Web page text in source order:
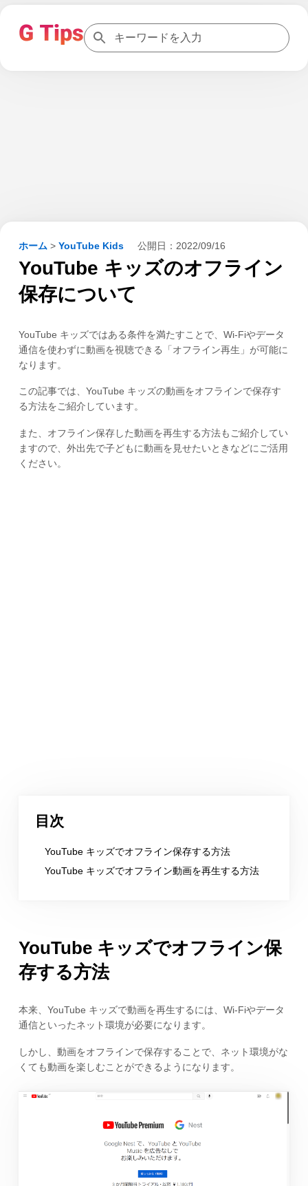
ホーム > YouTube Kids 公開日： 2022/09/16
YouTube キッズのオフライン
保存について
YouTube キッズではある条件を満たすことで、Wi-Fiやデータ
通信を使わずに動画を視聴できる「オフライン再生」が可能に
なります。
この記事では、YouTube キッズの動画をオフラインで保存す
る方法をご紹介しています。
また、オフライン保存した動画を再生する方法もご紹介してい
ますので、外出先で子どもに動画を見せたいときなどにご活用
ください。
目次
YouTube キッズでオフライン保存する方法
YouTube キッズでオフライン動画を再生する方法
YouTube キッズでオフライン保
存する方法
本来、YouTube キッズで動画を再生するには、Wi-Fiやデータ
通信といったネット環境が必要になります。
しかし、動画をオフラインで保存することで、ネット環境がな
くても動画を楽しむことができるようになります。